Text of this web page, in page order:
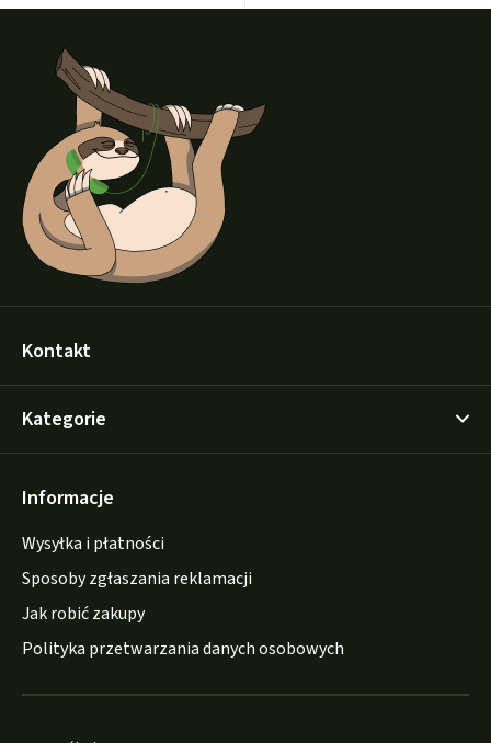
S
Kontakt
Kategorie
Informacje
Wysyłka i płatności
Sposoby zgłaszania reklamacji
Jak robić zakupy
Polityka przetwarzania danych osobowych